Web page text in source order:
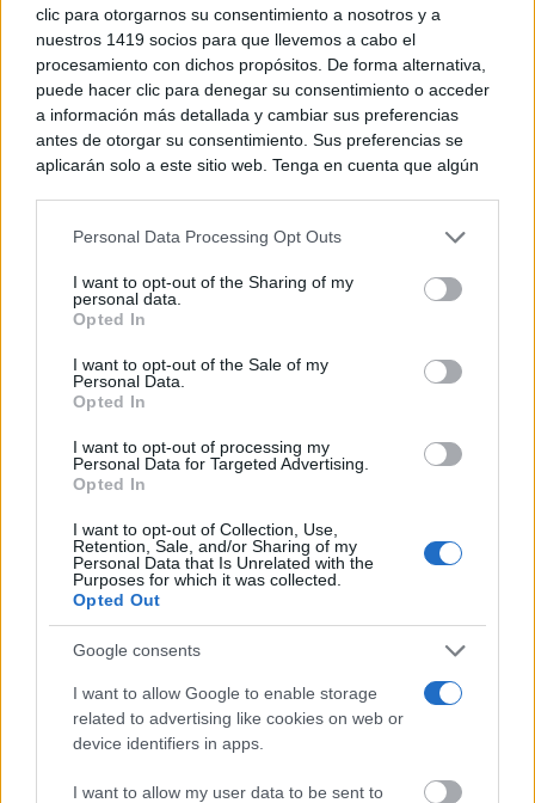
clic para otorgarnos su consentimiento a nosotros y a
nuestros 1419 socios para que llevemos a cabo el
procesamiento con dichos propósitos. De forma alternativa,
puede hacer clic para denegar su consentimiento o acceder
a información más detallada y cambiar sus preferencias
antes de otorgar su consentimiento. Sus preferencias se
aplicarán solo a este sitio web. Tenga en cuenta que algún
rechazar tal procesamiento. Puede cambiar sus preferencias
a este sitio y haciendo clic en el botón "Privacidad" en la
parte inferior de la página web.
Please note that this website/app uses one or more Google
services and may gather and store information including but
not limited to your visit or usage behaviour. You may click to
use your data for below specified purposes in below Google
consent section.
Personal Data Processing Opt Outs
I want to opt-out of the Sharing of my
personal data.
Opted In
I want to opt-out of the Sale of my
Personal Data.
Opted In
I want to opt-out of processing my
Personal Data for Targeted Advertising.
Opted In
I want to opt-out of Collection, Use,
Retention, Sale, and/or Sharing of my
Personal Data that Is Unrelated with the
Purposes for which it was collected.
Opted Out
Google consents
I want to allow Google to enable storage
related to advertising like cookies on web or
device identifiers in apps.
I want to allow my user data to be sent to
‘Chiqui-Clan’ llega a El Provencio con los
personajes infantiles más populares...
07/08/2026
Un paseo por las Flores y Frutos de la
Comarca de...
07/08/2026
Un mercado medieval de artesanía pura en
07/08/2026
El Festival Internacional de Cine de Almagro
celebra este sábado la...
Programación de la Feria y Fiestas de
07/08/2026